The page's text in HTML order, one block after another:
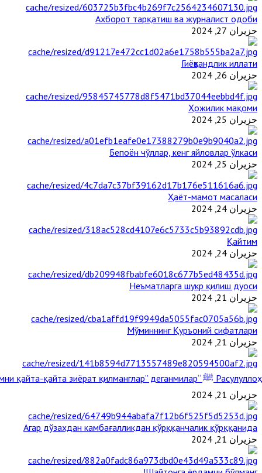
Ахборот тарқатиш ва журналист одоби
حزيران 27, 2024
Гиёҳвандлик иллати
حزيران 26, 2024
Ҳожилик мақоми
حزيران 25, 2024
Бепоён чўллар, кенг яйловлар ўлкаси
حزيران 25, 2024
Ҳаёт-мамот масаласи
حزيران 24, 2024
Қайтим
حزيران 24, 2024
Неъматларга шукр қилиш дуоси
حزيران 21, 2024
Мўминнинг Қуръоний сифатлари
حزيران 21, 2024
Расулуллоҳ ﷺ “Қабримни қайта-қайта зиёрат қилманглар” деганмилар?
حزيران 21, 2024
Агар дўзахдан камбағалликдан қўрққанчалик қўрққанида
حزيران 21, 2024